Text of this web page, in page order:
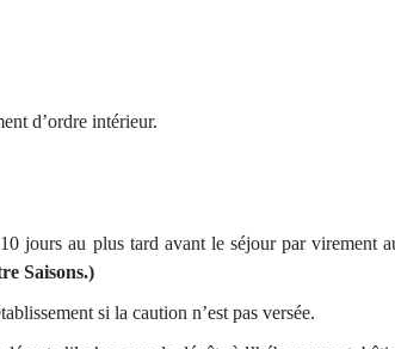
d’ordre intérieur.
jours au plus tard avant le séjour par virement
Saisons.)
si la caution n’est pas versée.